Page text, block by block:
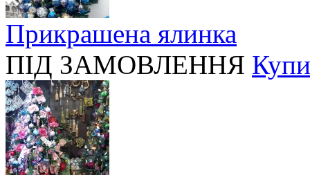
Прикрашена ялинка
ПІД ЗАМОВЛЕННЯ